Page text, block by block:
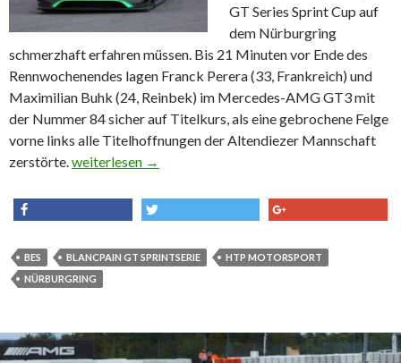
GT Series Sprint Cup auf
dem Nürburgring
schmerzhaft erfahren müssen. Bis 21 Minuten vor Ende des
Rennwochenendes lagen Franck Perera (33, Frankreich) und
Maximilian Buhk (24, Reinbek) im Mercedes-AMG GT3 mit
der Nummer 84 sicher auf Titelkurs, als eine gebrochene Felge
vorne links alle Titelhoffnungen der Altendiezer Mannschaft
zerstörte.BES : HTP Motorsport – Wie gewonnen, so
weiterlesen →
BES BLANCPAIN GT SPRINTSERIE
HTP MOTORSPORT
NÜRBURGRING